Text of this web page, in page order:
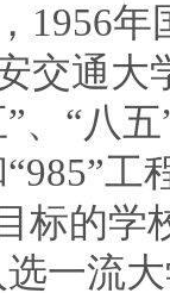
1956
交通
、“八
标的学
一流